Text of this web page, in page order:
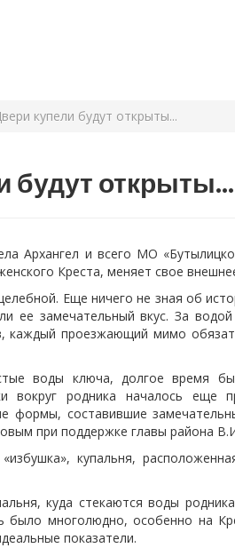
купели будут открыты...
будут открыты...
Архангел и всего МО
Креста, меняет свое
Еще ничего не зная об
ее замечательный вкус. За
каждый проезжающий мимо
воды ключа, долгое время
вокруг родника началось
формы, составившие
при поддержке главы района
купальня,
куда стекаются воды
было многолюдно, особенно на
показатели.